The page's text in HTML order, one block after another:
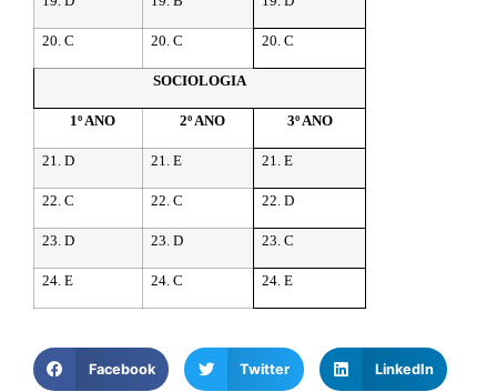
20. C 20. C 20. C
SOCIOLOGIA
1º ANO 2º ANO 3º ANO
21. D 21. E 21. E
22. C 22. C 22. D
23. D 23. D 23. C
24. E 24. C 24. E
Facebook Twitter LinkedIn